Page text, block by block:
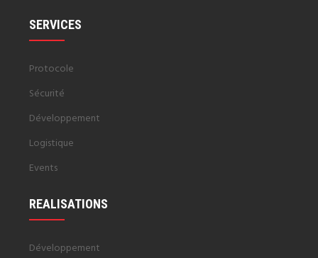
SERVICES
Protocole
Sécurité
Développement
Logistique
Events
REALISATIONS
Développement